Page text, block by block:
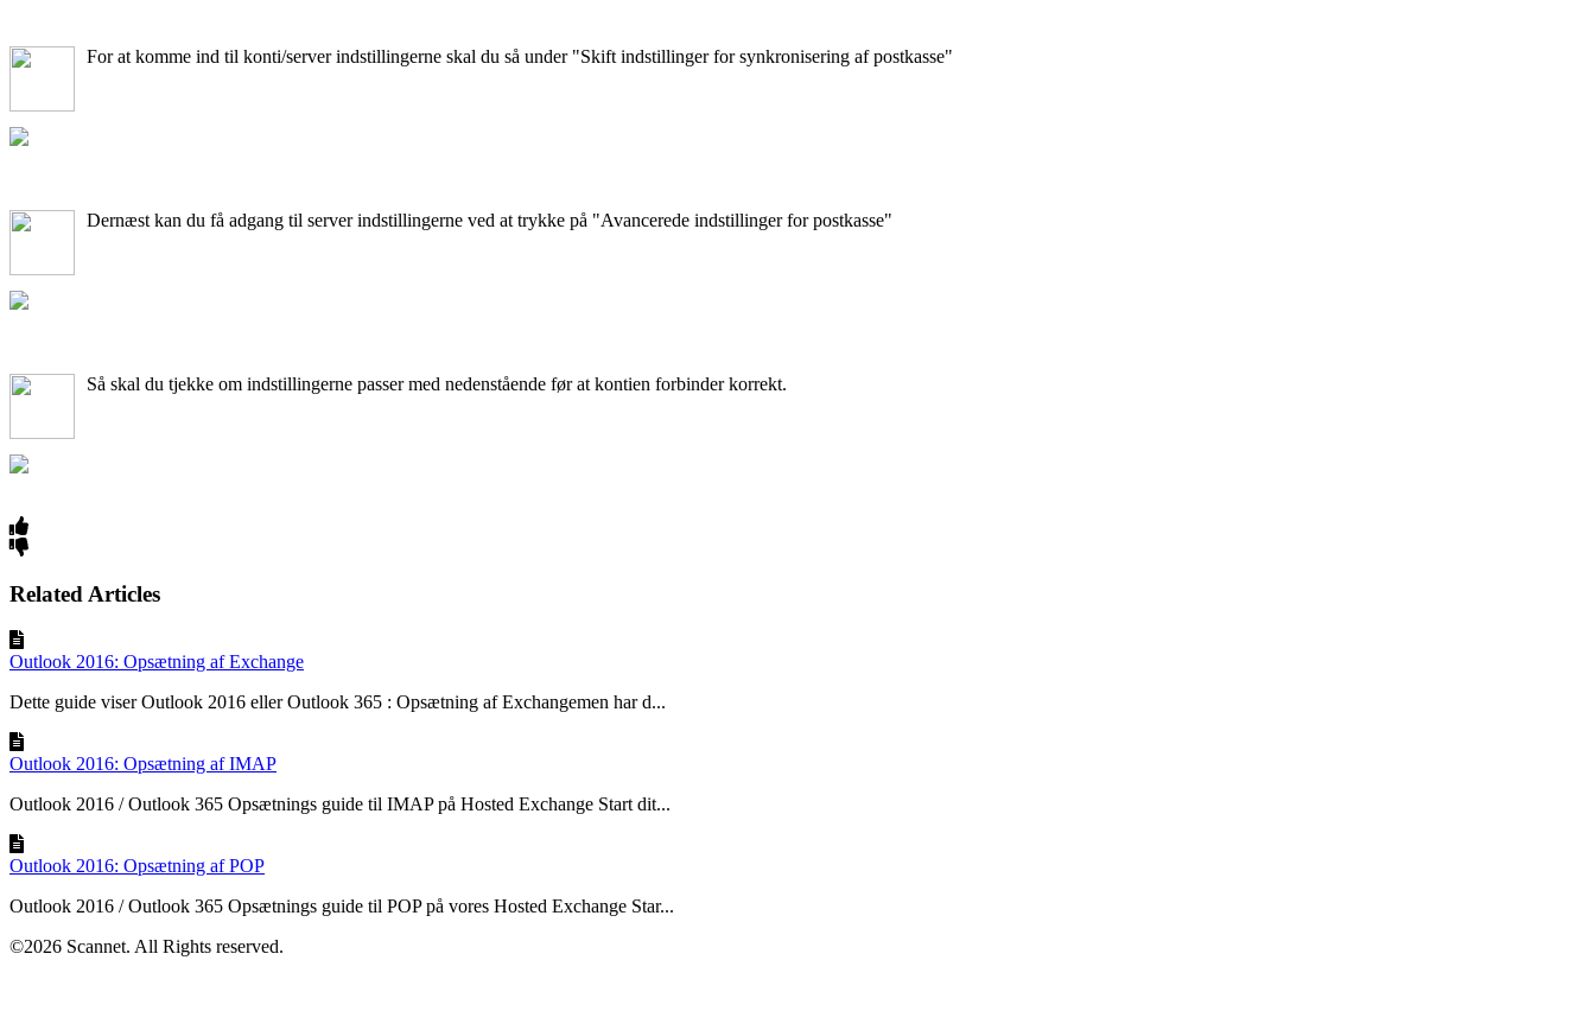
For at komme ind til konti/server indstillingerne skal du så under "Skift indstillinger for synkronisering af postkasse"
Dernæst kan du få adgang til server indstillingerne ved at trykke på "Avancerede indstillinger for postkasse"
Så skal du tjekke om indstillingerne passer med nedenstående før at kontien forbinder korrekt.
Related Articles
Outlook 2016: Opsætning af Exchange
Dette guide viser Outlook 2016 eller Outlook 365 : Opsætning af Exchangemen har d...
Outlook 2016: Opsætning af IMAP
Outlook 2016 / Outlook 365 Opsætnings guide til IMAP på Hosted Exchange Start dit...
Outlook 2016: Opsætning af POP
Outlook 2016 / Outlook 365 Opsætnings guide til POP på vores Hosted Exchange Star...
©2026 Scannet. All Rights reserved.